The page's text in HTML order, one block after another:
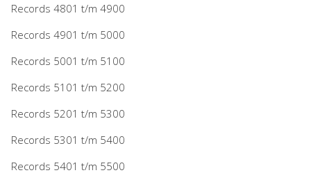
Records 4801 t/m 4900
Records 4901 t/m 5000
Records 5001 t/m 5100
Records 5101 t/m 5200
Records 5201 t/m 5300
Records 5301 t/m 5400
Records 5401 t/m 5500